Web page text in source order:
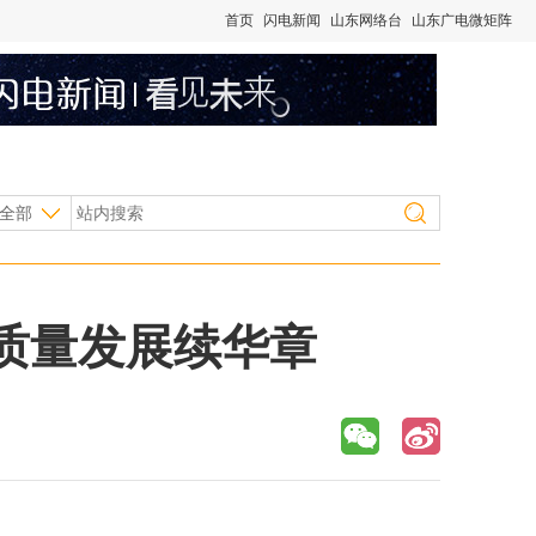
首页 闪电新闻 山东网络台 山东广电微矩阵
部
量发展续华章